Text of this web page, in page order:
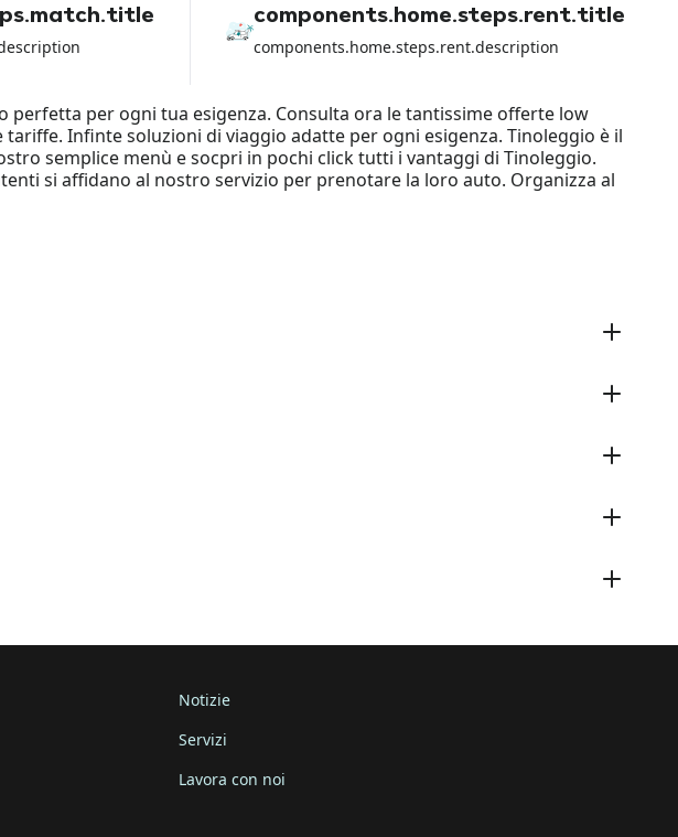
components.home.steps.rent.title
components.home.steps.rent.description
per ogni tua esigenza. Consulta ora le tantissime offerte low
Infinte soluzioni di viaggio adatte per ogni esigenza. Tinoleggio è il
semplice menù e socpri in pochi click tutti i vantaggi di Tinoleggio.
si affidano al nostro servizio per prenotare la loro auto. Organizza al
Notizie
Servizi
Lavora con noi